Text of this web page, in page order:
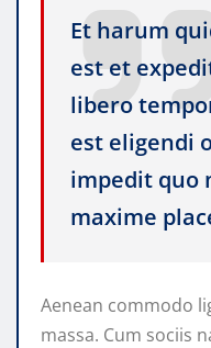
Et harum
est et
libero
est eligendi
impedit quo
maxime
Aenean commodo
massa. Cum sociis